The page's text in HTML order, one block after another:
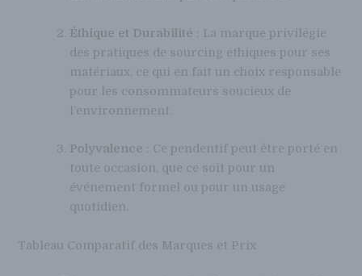
Éthique et Durabilité : La marque privilégie
des pratiques de sourcing éthiques pour ses
matériaux, ce qui en fait un choix responsable
pour les consommateurs soucieux de
l’environnement.
Polyvalence : Ce pendentif peut être porté en
toute occasion, que ce soit pour un
événement formel ou pour un usage
quotidien.
Tableau Comparatif des Marques et Prix